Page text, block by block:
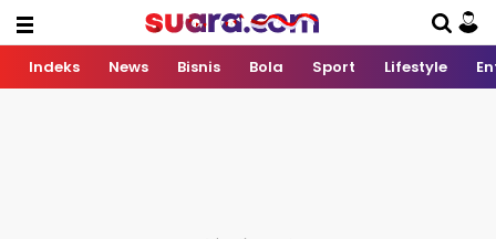
Indeks News Bisnis Bola Sport Lifestyle